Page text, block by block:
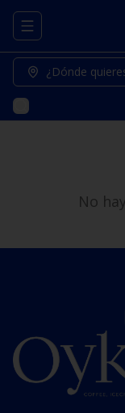
Abrir menu de
¿Dónde
No